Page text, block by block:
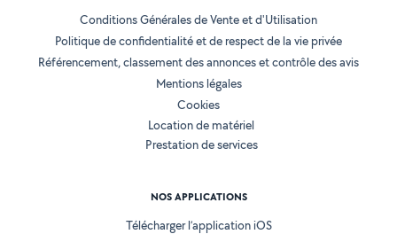
Conditions Générales de Vente et d'Utilisation
Politique de confidentialité et de respect de la vie privée
Référencement, classement des annonces et contrôle des avis
Mentions légales
Cookies
Location de matériel
Prestation de services
NOS APPLICATIONS
Télécharger l’application iOS